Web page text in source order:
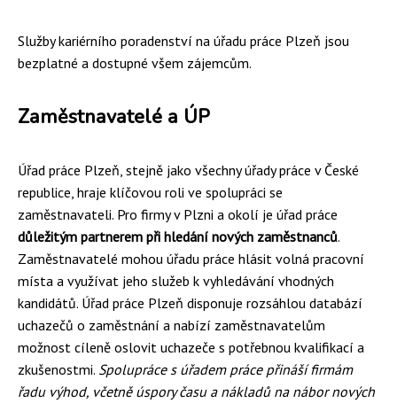
Služby kariérního poradenství na úřadu práce Plzeň jsou
bezplatné a dostupné všem zájemcům.
Zaměstnavatelé a ÚP
Úřad práce Plzeň, stejně jako všechny úřady práce v České
republice, hraje klíčovou roli ve spolupráci se
zaměstnavateli. Pro firmy v Plzni a okolí je úřad práce
důležitým partnerem při hledání nových zaměstnanců.
Zaměstnavatelé mohou úřadu práce hlásit volná pracovní
místa a využívat jeho služeb k vyhledávání vhodných
kandidátů. Úřad práce Plzeň disponuje rozsáhlou databází
uchazečů o zaměstnání a nabízí zaměstnavatelům
možnost cíleně oslovit uchazeče s potřebnou kvalifikací a
zkušenostmi. Spolupráce s úřadem práce přináší firmám
řadu výhod, včetně úspory času a nákladů na nábor nových